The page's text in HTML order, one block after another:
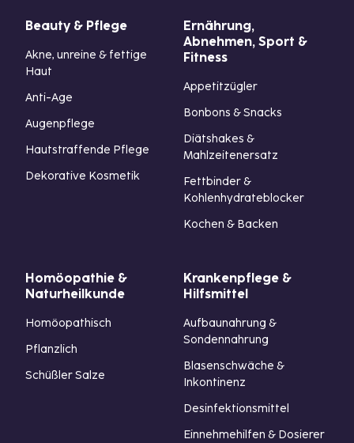
Beauty & Pflege
Akne, unreine & fettige
Haut
Anti-Age
Augenpflege
Hautstraffende Pflege
Dekorative Kosmetik
Ernährung,
Abnehmen, Sport &
Fitness
Appetitzügler
Bonbons & Snacks
Diätshakes &
Mahlzeitenersatz
Fettbinder &
Kohlenhydrateblocker
Kochen & Backen
Homöopathie &
Naturheilkunde
Homöopathisch
Pflanzlich
Schüßler Salze
Krankenpflege &
Hilfsmittel
Aufbaunahrung &
Sondennahrung
Blasenschwäche &
Inkontinenz
Desinfektionsmittel
Einnehmehilfen & Dosierer